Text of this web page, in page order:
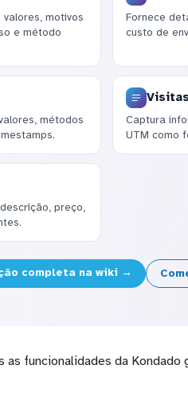
motivos
e método
Fornece
custo de
métodos
Captura
UTM como
preço,
completa na wiki →
as funcionalidades da